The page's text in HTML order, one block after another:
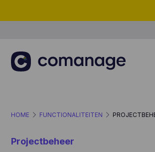
HOME FUNCTIONALITEITEN
Projectbeheer